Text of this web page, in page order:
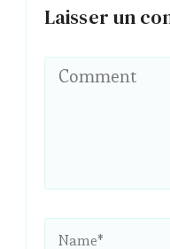
Laisser un